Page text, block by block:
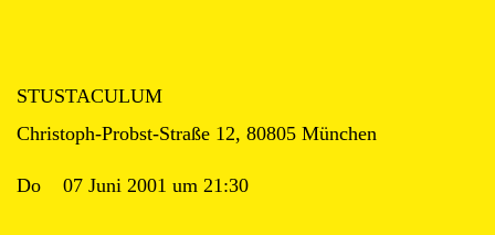
STUSTACULUM
Christoph-Probst-Straße 12, 80805 München
Do 07 Juni 2001 um 21:30